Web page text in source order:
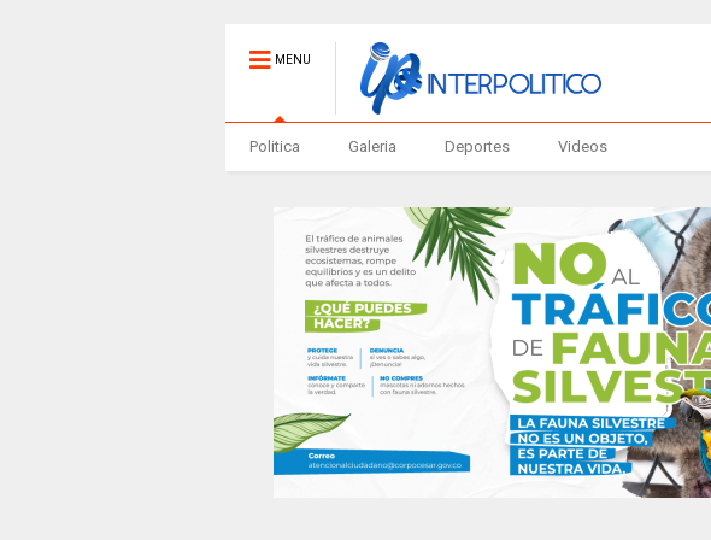
MENU
Politica Galeria Deportes Videos